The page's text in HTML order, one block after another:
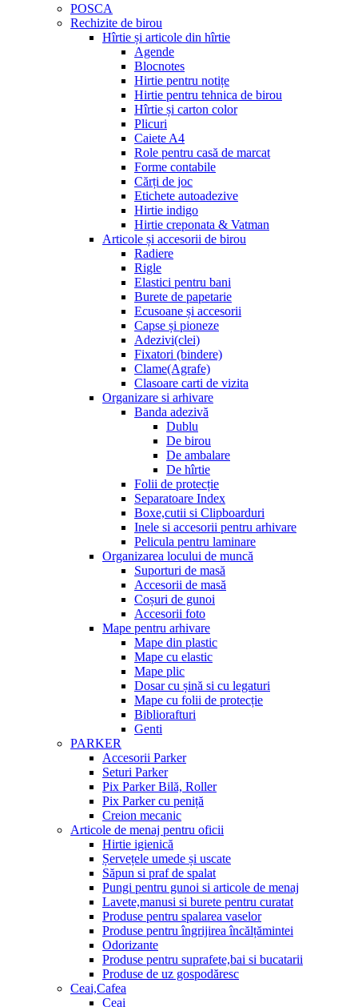
POSCA
Rechizite de birou
Hîrtie și articole din hîrtie
Agende
Blocnotes
Hirtie pentru notițe
Hirtie pentru tehnica de birou
Hîrtie și carton color
Plicuri
Caiete A4
Role pentru casă de marcat
Forme contabile
Cărți de joc
Etichete autoadezive
Hirtie indigo
Hirtie creponata & Vatman
Articole și accesorii de birou
Radiere
Rigle
Elastici pentru bani
Burete de papetarie
Ecusoane și accesorii
Capse și pioneze
Adezivi(clei)
Fixatori (bindere)
Clame(Agrafe)
Clasoare carti de vizita
Organizare si arhivare
Banda adezivă
Dublu
De birou
De ambalare
De hîrtie
Folii de protecție
Separatoare Index
Boxe,cutii si Clipboarduri
Inele si accesorii pentru arhivare
Pelicula pentru laminare
Organizarea locului de muncă
Suporturi de masă
Accesorii de masă
Coșuri de gunoi
Accesorii foto
Mape pentru arhivare
Mape din plastic
Mape cu elastic
Mape plic
Dosar cu șină si cu legaturi
Mape cu folii de protecție
Bibliorafturi
Genti
PARKER
Accesorii Parker
Seturi Parker
Pix Parker Bilă, Roller
Pix Parker cu peniță
Creion mecanic
Articole de menaj pentru oficii
Hirtie igienică
Șervețele umede și uscate
Săpun si praf de spalat
Pungi pentru gunoi si articole de menaj
Lavete,manusi si burete pentru curatat
Produse pentru spalarea vaselor
Produse pentru îngrijirea încălțămintei
Odorizante
Produse pentru suprafete,bai si bucatarii
Produse de uz gospodăresc
Ceai,Cafea
Ceai